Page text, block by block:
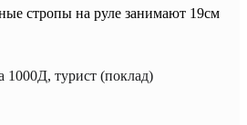
стропы на руле занимают 19см
1000Д, турист (поклад)